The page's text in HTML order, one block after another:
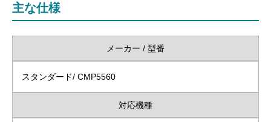
主な仕様
メーカー / 型番
スタンダード/ CMP5560
対応機種